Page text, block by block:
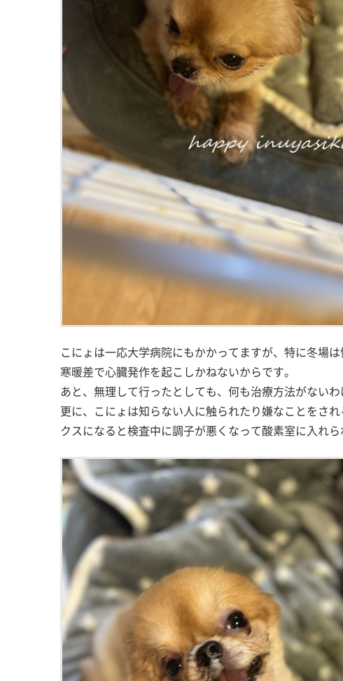
こにょは一応大学病院にもかかってますが、特に冬場は
寒暖差で心臓発作を起こしかねないからです。
あと、無理して行ったとしても、何も治療方法がないわ
更に、こにょは知らない人に触られたり嫌なことをさ
クスになると検査中に調子が悪くなって酸素室に入れ